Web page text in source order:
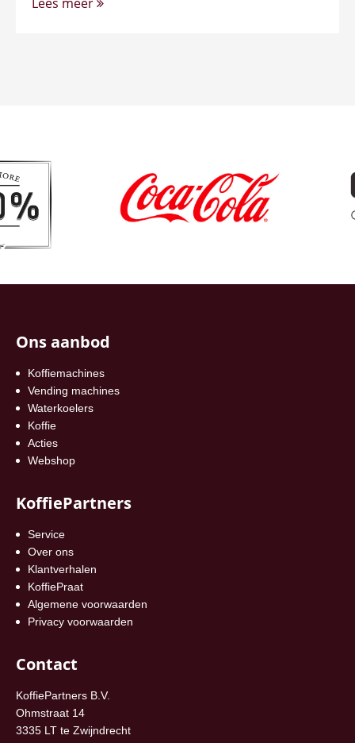
Ons aanbod
Koffiemachines
Vending machines
Waterkoelers
Koffie
Acties
Webshop
KoffiePartners
Service
Over ons
Klantverhalen
KoffiePraat
Algemene voorwaarden
Privacy voorwaarden
Contact
KoffiePartners B.V.
Ohmstraat 14
3335 LT te Zwijndrecht